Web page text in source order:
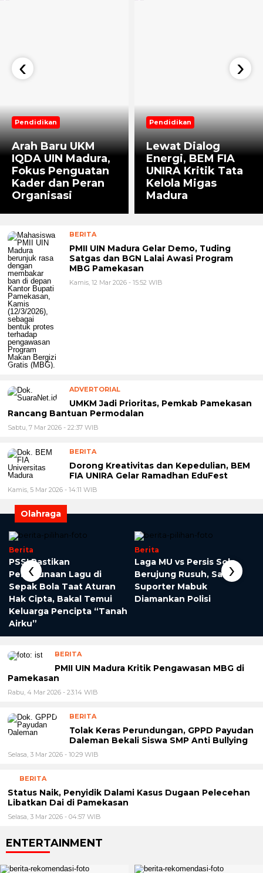
Pendidikan
Arah Baru UKM
IQDA UIN Madura,
Fokus Penguatan
Kader dan Peran
Organisasi
Pendidikan
Lewat Dialog
Energi, BEM FIA
UNIRA Kritik Tata
Kelola Migas
Madura
‹ ›
BERITA
PMII UIN Madura Gelar Demo, Tuding
Satgas dan BGN Lalai Awasi Program
MBG Pamekasan
Kamis, 12 Mar 2026 - 15:52 WIB
ADVERTORIAL
UMKM Jadi Prioritas, Pemkab Pamekasan
Rancang Bantuan Permodalan
Sabtu, 7 Mar 2026 - 22:37 WIB
BERITA
Dorong Kreativitas dan Kepedulian, BEM
FIA UNIRA Gelar Ramadhan EduFest
Kamis, 5 Mar 2026 - 14:11 WIB
Olahraga
Berita
PSSI Pastikan
Penggunaan Lagu di
Sepak Bola Taat Aturan
Hak Cipta, Bakal Temui
Keluarga Pencipta “Tanah
Airku”
Berita
Laga MU vs Persis Solo
Berujung Rusuh, Satu
Suporter Mabuk
Diamankan Polisi
‹ ›
BERITA
PMII UIN Madura Kritik Pengawasan MBG di
Pamekasan
Rabu, 4 Mar 2026 - 23:14 WIB
BERITA
Tolak Keras Perundungan, GPPD Payudan
Daleman Bekali Siswa SMP Anti Bullying
Selasa, 3 Mar 2026 - 10:29 WIB
BERITA
Status Naik, Penyidik Dalami Kasus Dugaan Pelecehan
Libatkan Dai di Pamekasan
Selasa, 3 Mar 2026 - 04:57 WIB
ENTERTAINMENT